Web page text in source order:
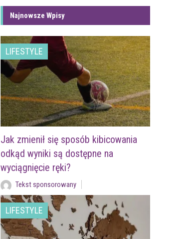
Najnowsze Wpisy
LIFESTYLE
Jak zmienił się sposób kibicowania
odkąd wyniki są dostępne na
wyciągnięcie ręki?
Tekst sponsorowany
LIFESTYLE